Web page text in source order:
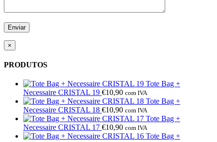
×
PRODUTOS
Tote Bag +
Necessaire CRISTAL 19 €10,90 com IVA
Tote Bag +
Necessaire CRISTAL 18 €10,90 com IVA
Tote Bag +
Necessaire CRISTAL 17 €10,90 com IVA
Tote Bag +